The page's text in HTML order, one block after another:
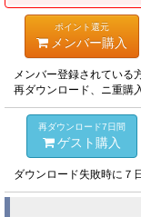
ポイント還元
メンバー購入
メンバー登録されている
再ダウンロード、ニ重購
再ダウンロード7日間
ゲスト購入
ダウンロード失敗時に７